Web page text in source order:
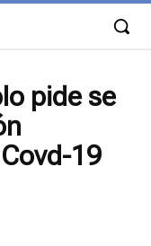
pide se
19